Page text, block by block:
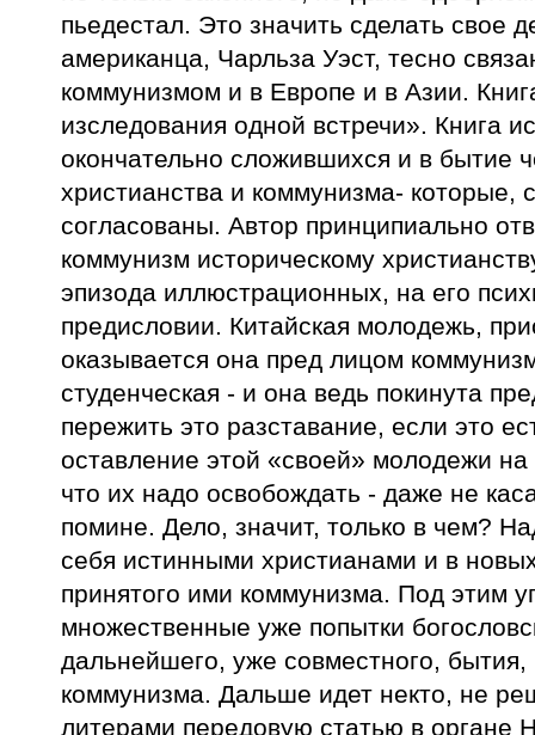
пьедестал. Это значить сделать
американца, Чарльза Уэст, тесно
коммунизмом и в Европе и в Азии.
изследования одной встречи». Книга
окончательно сложившихся и в бытие
христианства и коммунизма-
согласованы. Автор принципиально
коммунизм историческому
эпизода иллюстрационных, на его
предисловии. Китайская молодежь,
оказывается она пред лицом
студенческая - и она ведь покинута
пережить это разставание, если это
оставление этой «своей» молодежи
что их надо освобождать - даже не
помине. Дело, значит, только в чем?
себя истинными христианами и в
принятого ими коммунизма. Под этим
множественные уже попытки
дальнейшего, уже совместного, бытия,
коммунизма. Дальше идет некто, не
литерами передовую статью в